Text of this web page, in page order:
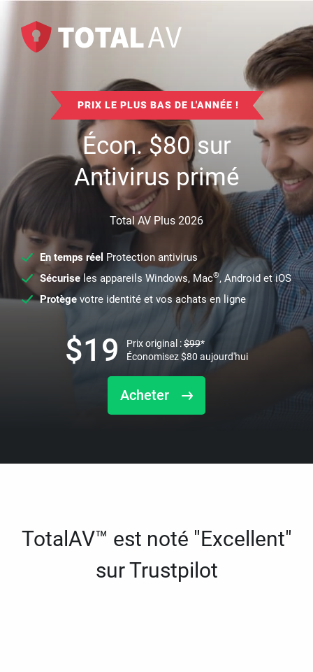
PRIX LE PLUS BAS DE L'ANNÉE !
Écon.$80sur
Antivirus primé
Total AV Plus 2026
En temps réel Protection antivirus
Sécuriseles appareils Windows, Mac®, Android et iOS
Protège votre identité et vos achats en ligne
Acheter
$19 Prix original :$99*
Économisez$80 aujourd'hui
TotalAV™ est noté "Excellent"
sur Trustpilot